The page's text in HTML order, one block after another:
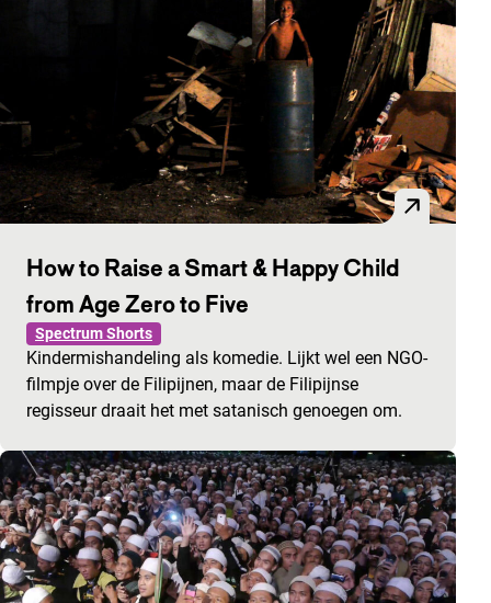
How to Raise a Smart & Happy Child
from Age Zero to Five
Spectrum Shorts
Kindermishandeling als komedie. Lijkt wel een NGO-
filmpje over de Filipijnen, maar de Filipijnse
regisseur draait het met satanisch genoegen om.